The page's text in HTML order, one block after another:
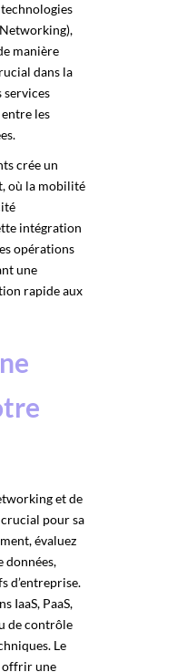
manière
dans la
services
les
crée un
où la mobilité
intégration
opérations
une
rapide aux
et de
pour sa
évaluez
données,
d’entreprise.
IaaS, PaaS,
de contrôle
Le
offrir une